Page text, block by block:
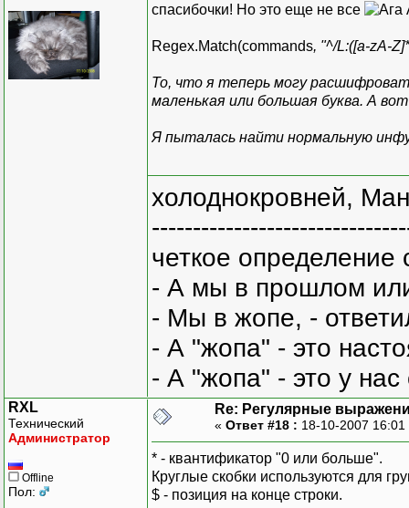
спасибочки! Но это еще не все
Regex.Match(commands, "^/L:([a-zA-
То, что я теперь могу
маленькая или большая буква. А
Я пыталась найти нормальную
холоднокровней,
четкое
- А мы в прошлом
- Мы в жопе, -
- А "жопа" - это
- А "жопа" - это у
RXL
Технический
Администратор
Offline
Пол:
Re: Регулярные
« Ответ #18 : 18-10-2007
* - квантификатор "0 или больше".
Круглые скобки используются для
$ - позиция на конце строки.